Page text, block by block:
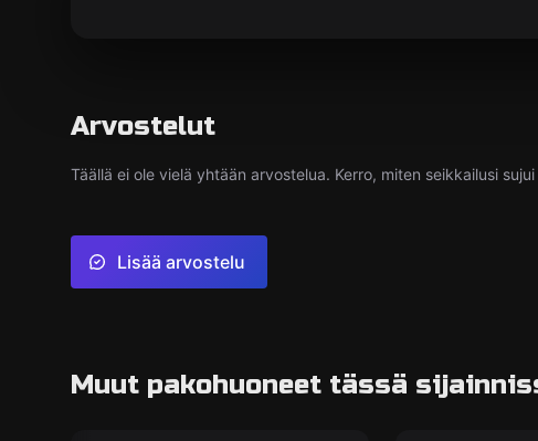
Arvostelut
Täällä ei ole vielä yhtään arvostelua. Kerro, miten seikkailusi
Lisää arvostelu
Muut pakohuoneet tässä